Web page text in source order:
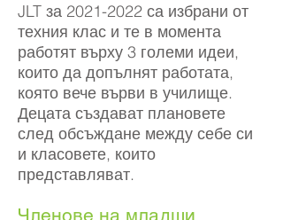
JLT за 2021-2022 са избрани от
техния клас и те в момента
работят върху 3 големи идеи,
които да допълнят работата,
която вече върви в училище.
Децата създават плановете
след обсъждане между себе си
и класовете, които
представляват.
Членове на младши